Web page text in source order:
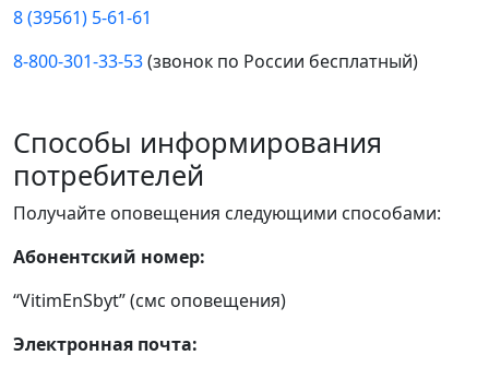
8 (39561) 5-61-61
8-800-301-33-53(звонок по России бесплатный)
Способы информирования
потребителей
Получайте оповещения следующими способами:
Абонентский номер:
“VitimEnSbyt” (смс оповещения)
Электронная почта: